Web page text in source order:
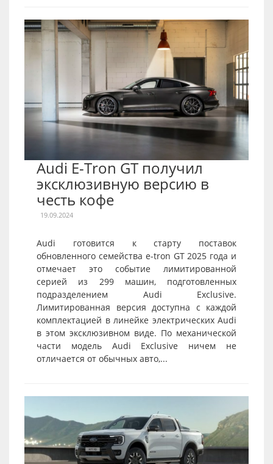
Audi E-Tron GT получил
эксклюзивную версию в
честь кофе
19.09.2024
Audi готовится к старту поставок
обновленного семейства e-tron GT 2025 года и
отмечает это событие лимитированной
серией из 299 машин, подготовленных
подразделением Audi Exclusive.
Лимитированная версия доступна с каждой
комплектацией в линейке электрических Audi
в этом эксклюзивном виде. По механической
части модель Audi Exclusive ничем не
отличается от обычных авто,...